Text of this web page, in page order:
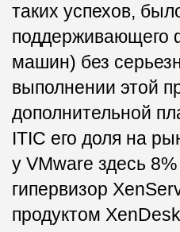
таких успехов,
поддерживающего
машин) без
выполнении этой
дополнительной
ITIC его доля на
у VMware здесь
гипервизор
продуктом